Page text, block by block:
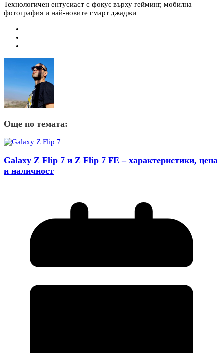
Технологичен ентусиаст с фокус върху гейминг, мобилна
фотография и най-новите смарт джаджи
Още по темата:
Galaxy Z Flip 7 и Z Flip 7 FE – характеристики, цена
и наличност